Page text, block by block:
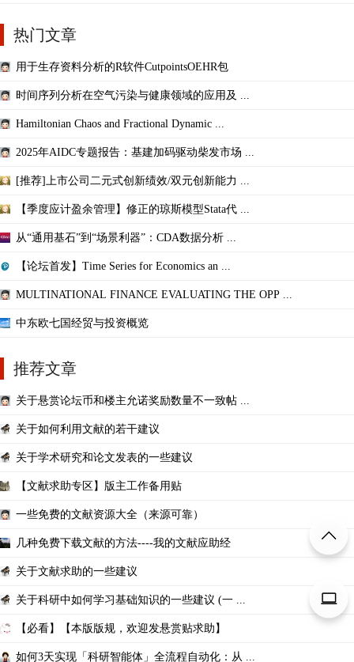
热门文章
用于生存资料分析的R软件CutpointsOEHR包
时间序列分析在空气污染与健康领域的应用及 ...
Hamiltonian Chaos and Fractional Dynamic ...
2025年AIDC专题报告：基建加码驱动柴发市场 ...
[推荐]上市公司二元式创新绩效/双元创新能力 ...
【季度应计盈余管理】修正的琼斯模型Stata代 ...
从“通用基石”到“场景利器”：CDA数据分析 ...
【论坛首发】Time Series for Economics an ...
MULTINATIONAL FINANCE EVALUATING THE OPP ...
中东欧七国经贸与投资概览
推荐文章
关于悬赏论坛币和楼主允诺奖励数量不一致帖 ...
关于如何利用文献的若干建议
关于学术研究和论文发表的一些建议
【文献求助专区】版主工作备用贴
一些免费的文献资源大全（来源可靠）
几种免费下载文献的方法----我的文献应助经
关于文献求助的一些建议
关于科研中如何学习基础知识的一些建议 (一 ...
【必看】【本版版规，欢迎发悬赏贴求助】
如何3天实现「科研智能体」全流程自动化：从 ...